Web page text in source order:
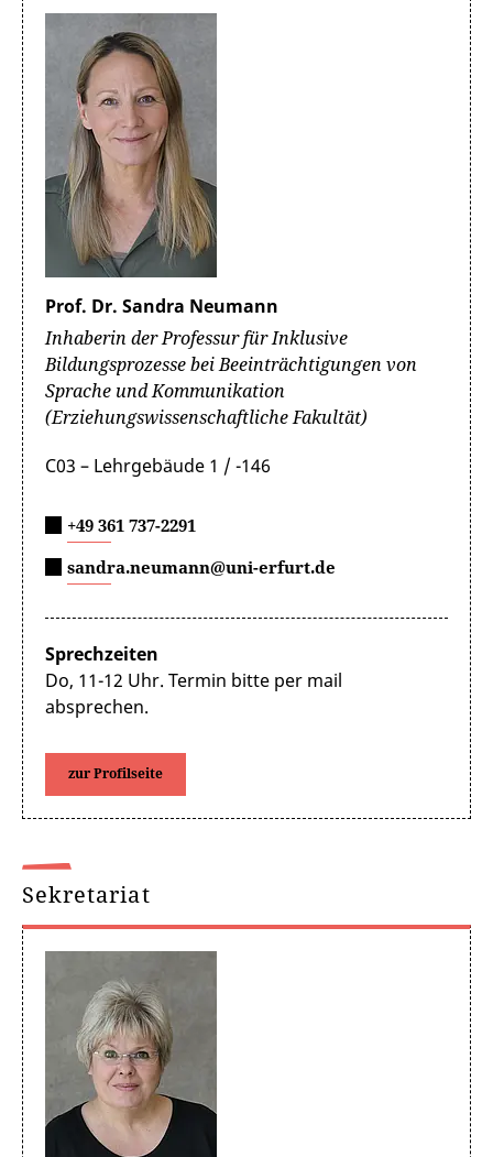
Prof. Dr. Sandra Neumann
Inhaberin der Professur für Inklusive
Bildungsprozesse bei Beeinträchtigungen von
Sprache und Kommunikation
(Erziehungswissenschaftliche Fakultät)
C03 – Lehrgebäude 1 / -146
+49 361 737-2291
sandra.neumann@uni-erfurt.de
Sprechzeiten
Do, 11-12 Uhr. Termin bitte per mail
absprechen.
zur Profilseite
Sekretariat